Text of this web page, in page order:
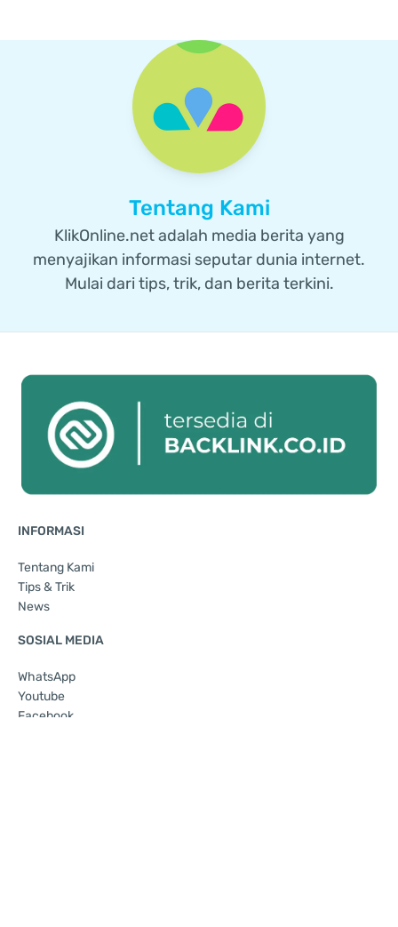
Tentang Kami
KlikOnline.net adalah media berita yang
menyajikan informasi seputar dunia internet.
Mulai dari tips, trik, dan berita terkini.
INFORMASI
Tentang Kami
Tips & Trik
News
SOSIAL MEDIA
WhatsApp
Youtube
Facebook